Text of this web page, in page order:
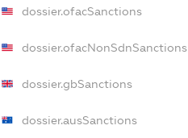
dossier.ofacSanctions
dossier.ofacNonSdnSanctions
dossier.gbSanctions
dossier.ausSanctions